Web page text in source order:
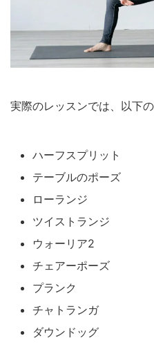
実際のレッスンでは、以下
ハーフスプリット
テーブルのポーズ
ローランジ
ツイストランジ
ウォーリア2
チェアーポーズ
プランク
チャトランガ
ダウンドッグ